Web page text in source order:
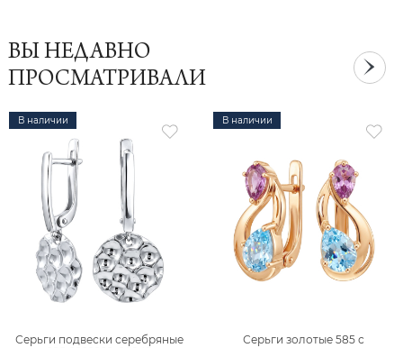
ВЫ НЕДАВНО
ПРОСМАТРИВАЛИ
В наличии
Серьги подвески серебряные
В наличии
Серьги золотые 585 с